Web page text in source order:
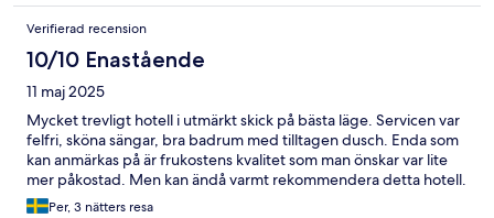
Verifierad recension
10/10 Enastående
11 maj 2025
Mycket trevligt hotell i utmärkt skick på bästa läge. Servicen var
felfri, sköna sängar, bra badrum med tilltagen dusch. Enda som
kan anmärkas på är frukostens kvalitet som man önskar var lite
mer påkostad. Men kan ändå varmt rekommendera detta hotell.
Per, 3 nätters resa